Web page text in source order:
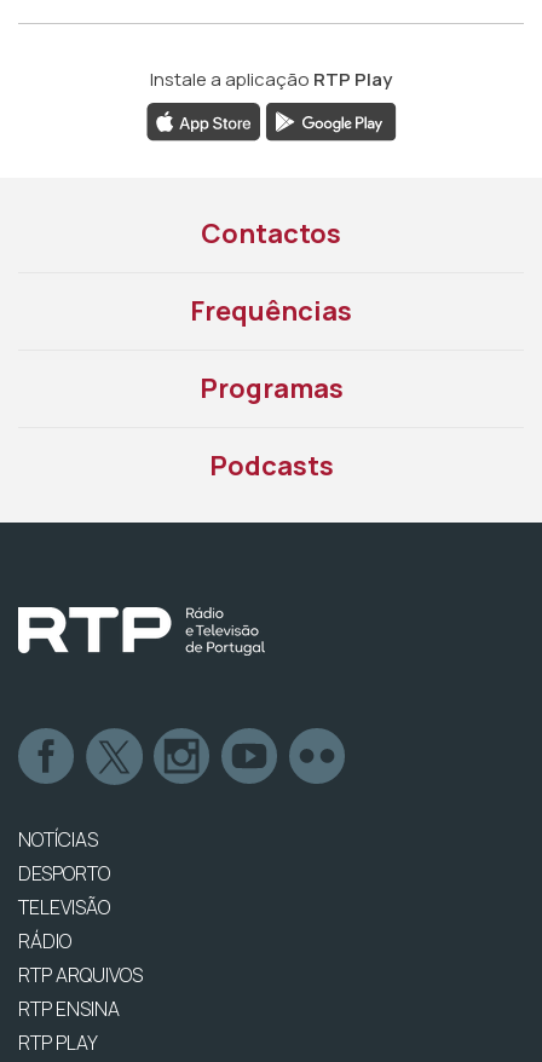
Instale a aplicação RTP Play
Contactos
Frequências
Programas
Podcasts
NOTÍCIAS
DESPORTO
TELEVISÃO
RÁDIO
RTP ARQUIVOS
RTP ENSINA
RTP PLAY